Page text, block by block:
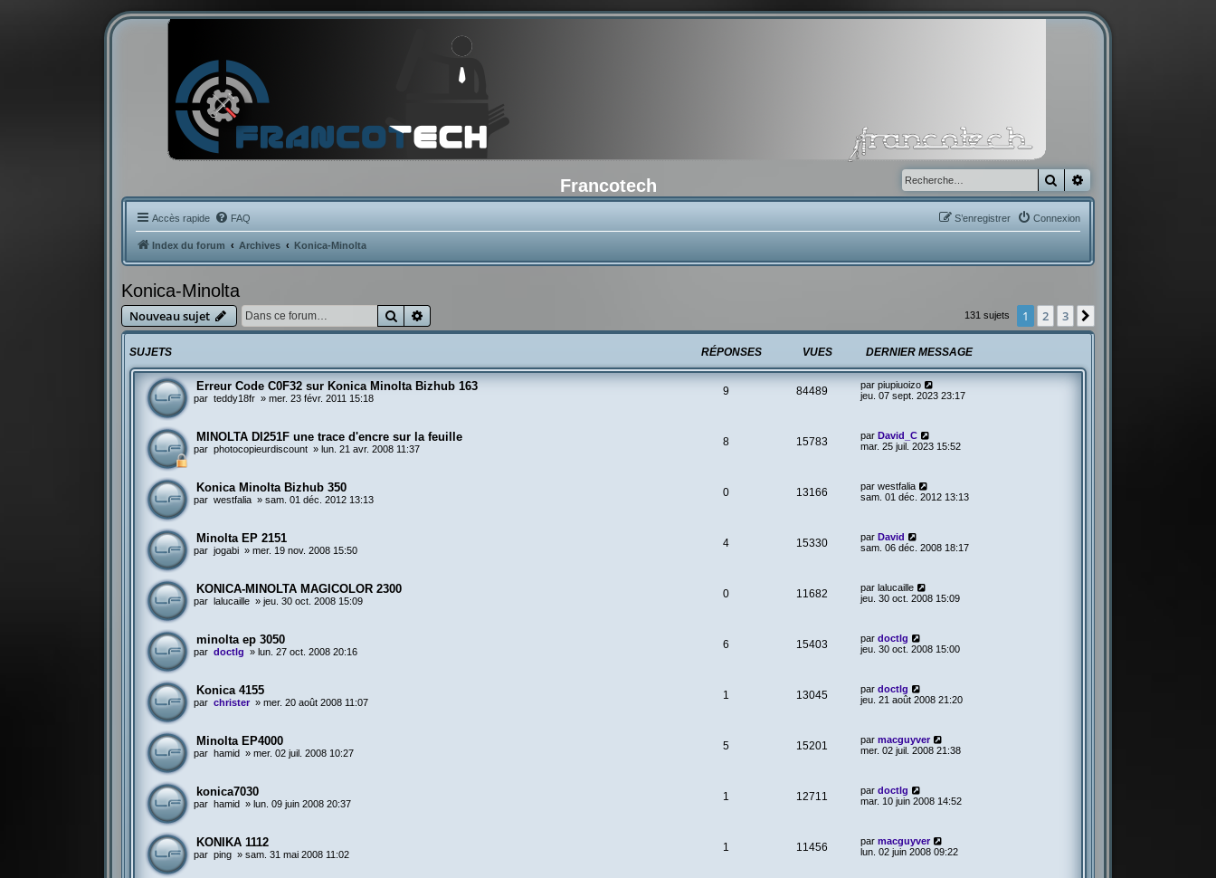
Francotech Rechercher
Accès rapide FAQ Connexion
S’enregistrer
Index du forum Archives Konica-Minolta
Konica-Minolta
Nouveau sujet Rechercher 131 sujets 1 2 3
SUJETS RÉPONSES VUES DERNIER MESSAGE
Erreur Code C0F32 sur Konica Minolta Bizhub 163
par teddy18fr »mer. 23 févr. 2011 15:18
9 84489 par piupiuoizo
jeu. 07 sept. 2023 23:17
MINOLTA DI251F une trace d'encre sur la feuille
par photocopieurdiscount » lun. 21 avr. 2008 11:37
8 15783 par David_C
mar. 25 juil. 2023 15:52
Konica Minolta Bizhub 350
par westfalia »sam. 01 déc. 2012 13:13
0 13166 par westfalia
sam. 01 déc. 2012 13:13
Minolta EP 2151
par jogabi »mer. 19 nov. 2008 15:50
4 15330 par David
sam. 06 déc. 2008 18:17
KONICA-MINOLTA MAGICOLOR 2300
par lalucaille »jeu. 30 oct. 2008 15:09
0 11682 par lalucaille
jeu. 30 oct. 2008 15:09
minolta ep 3050
par doctlg » lun. 27 oct. 2008 20:16
6 15403 par doctlg
jeu. 30 oct. 2008 15:00
Konica 4155
par christer »mer. 20 août 2008 11:07
1 13045 par doctlg
jeu. 21 août 2008 21:20
Minolta EP4000
par hamid »mer. 02 juil. 2008 10:27
5 15201 par macguyver
mer. 02 juil. 2008 21:38
konica7030
par hamid » lun. 09 juin 2008 20:37
1 12711 par doctlg
mar. 10 juin 2008 14:52
KONIKA 1112
par ping »sam. 31 mai 2008 11:02
1 11456 par macguyver
lun. 02 juin 2008 09:22